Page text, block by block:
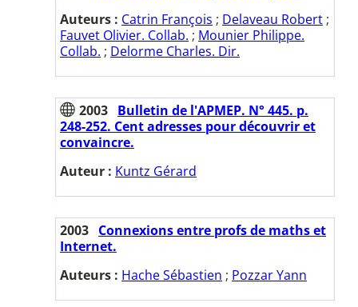
Auteurs : Catrin François ; Delaveau Robert ;
Fauvet Olivier. Collab. ; Mounier Philippe.
Collab. ; Delorme Charles. Dir.
2003 Bulletin de l'APMEP. N° 445. p.
248-252. Cent adresses pour découvrir et
convaincre.
Auteur : Kuntz Gérard
2003 Connexions entre profs de maths et
Internet.
Auteurs : Hache Sébastien ; Pozzar Yann